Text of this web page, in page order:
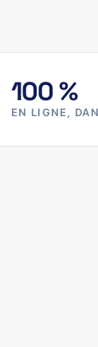
100 %
EN LIGNE,